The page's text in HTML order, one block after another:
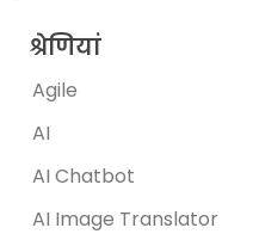
श्रेणियां
Agile
AI
AI Chatbot
AI Image Translator